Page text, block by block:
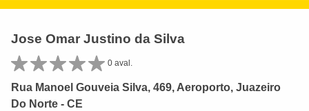
Jose Omar Justino da Silva
0 aval.
Rua Manoel Gouveia Silva, 469, Aeroporto, Juazeiro
Do Norte - CE